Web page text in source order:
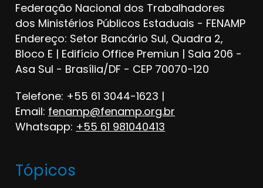
Federação Nacional dos Trabalhadores
dos Ministérios Públicos Estaduais - FENAMP
Endereço: Setor Bancário Sul, Quadra 2,
Bloco E | Edifício Office Premiun | Sala 206 -
Asa Sul - Brasília/DF - CEP 70070-120
Telefone: +55 61 3044-1623 |
Email: fenamp@fenamp.org.br
Whatsapp: +55 61 981040413
Tópicos